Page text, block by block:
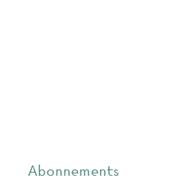
Abonnements